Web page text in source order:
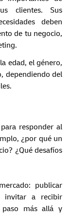
clientes. Sus
deben
de tu negocio,
edad, el género,
dependiendo del
responder al
¿por qué un
¿Qué desafíos
publicar
invitar a recibir
más allá y